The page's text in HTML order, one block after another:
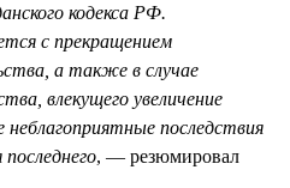
кодекса РФ.
с прекращением
а также в случае
влекущего увеличение
последствия
последнего, — резюмировал